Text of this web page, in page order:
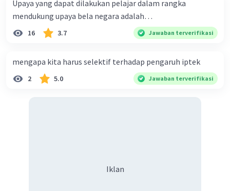
Beri Rating·5.0(1) Balas
Husniatul K
20 November 2023 14:31
D.selaras
Upaya yang dapat dilakukan pelajar dalam rangka
mendukung upaya bela negara adalah…
16 3.7 Jawaban terverifikasi
mengapa kita harus selektif terhadap pengaruh iptek
2 5.0 Jawaban terverifikasi
Iklan